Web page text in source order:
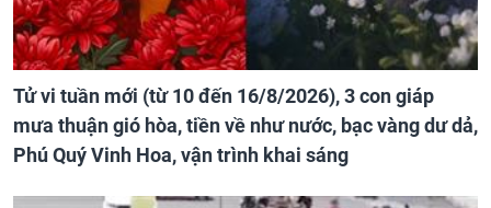
Tử vi tuần mới (từ 10 đến 16/8/2026), 3 con giáp
mưa thuận gió hòa, tiền về như nước, bạc vàng dư dả,
Phú Quý Vinh Hoa, vận trình khai sáng